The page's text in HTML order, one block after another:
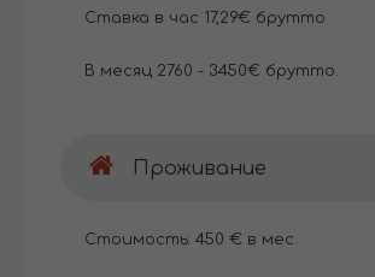
Cтавка в час 17,29€ брутто
В месяц 2760 - 3450€ брутто.
Проживание
Стоимость: 450 € в мес.